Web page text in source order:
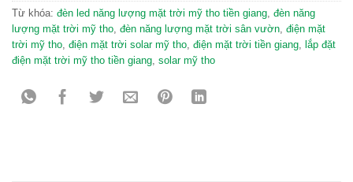
Từ khóa: đèn led năng lượng mặt trời mỹ tho tiền giang đèn năng
lượng mặt trời mỹ tho đèn năng lượng mặt trời sân vườn điện mặt
trời mỹ tho điện mặt trời solar mỹ tho điện mặt trời tiền giang
lắp đặt
điện mặt trời mỹ tho tiền giang solar mỹ tho